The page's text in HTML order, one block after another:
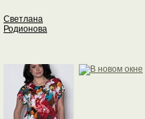
Светлана
Родионова